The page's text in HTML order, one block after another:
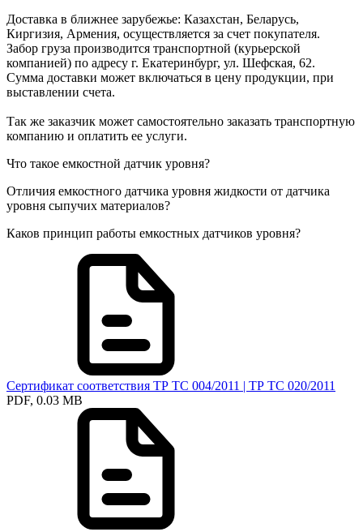
Доставка в ближнее зарубежье: Казахстан, Беларусь,
Киргизия, Армения, осуществляется за счет покупателя.
Забор груза производится транспортной (курьерской
компанией) по адресу г. Екатеринбург, ул. Шефская, 62.
Сумма доставки может включаться в цену продукции, при
выставлении счета.
Так же заказчик может самостоятельно заказать транспортную
компанию и оплатить ее услуги.
Что такое емкостной датчик уровня?
Отличия емкостного датчика уровня жидкости от датчика
уровня сыпучих материалов?
Каков принцип работы емкостных датчиков уровня?
Сертификат соответствия ТР ТС 004/2011 | ТР ТС 020/2011
PDF, 0.03 MB